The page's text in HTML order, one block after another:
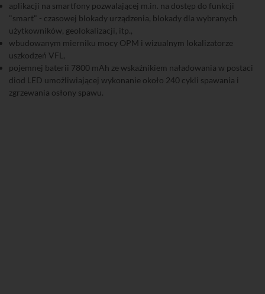
aplikacji na smartfony pozwalającej m.in. na dostęp do funkcji
"smart" - czasowej blokady urządzenia, blokady dla wybranych
użytkowników, geolokalizacji, itp.,
wbudowanym mierniku mocy OPM i wizualnym lokalizatorze
uszkodzeń VFL,
pojemnej baterii 7800 mAh ze wskaźnikiem naładowania w postaci
diod LED umożliwiającej wykonanie około 240 cykli spawania i
zgrzewania osłony spawu.